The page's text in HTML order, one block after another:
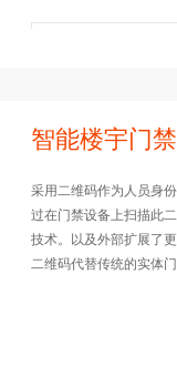
智能楼宇门
采用二维码作为人员身
过在门禁设备上扫描此
技术。以及外部扩展了
二维码代替传统的实体